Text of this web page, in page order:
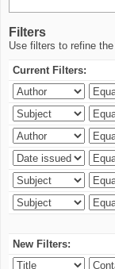
Filters
Use filters to refine
Current Filters:
New Filters: